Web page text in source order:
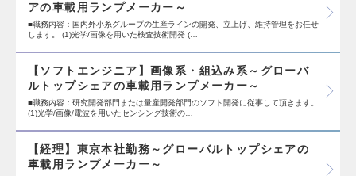
アの車載用ランプメーカー～
■職務内容：国内外小糸グループの生産ラインの開発、立上げ、維持管理をお任せ
します。 (1)光学/画像を用いた検査技術開発 (…
【ソフトエンジニア】画像系・組込み系～グローバ
ルトップシェアの車載用ランプメーカー～
■職務内容：研究開発部門または量産開発部門のソフト開発に従事して頂きます。
(1)光学/画像/電波を用いたセンシング技術の…
【経理】東京本社勤務～グローバルトップシェアの
車載用ランプメーカー～